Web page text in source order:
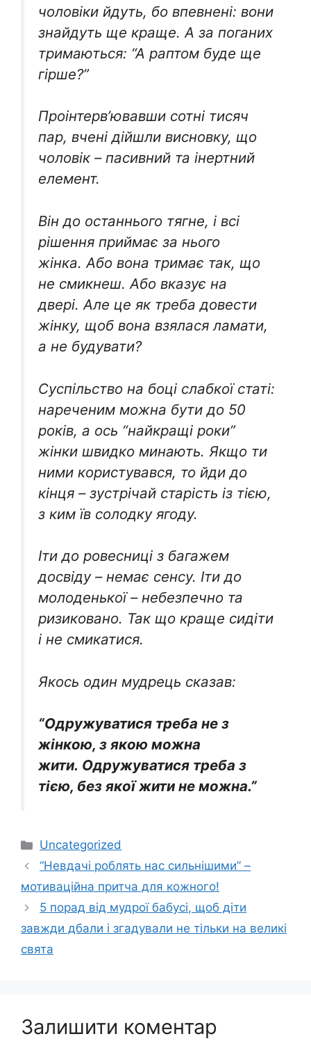
чоловіки йдуть, бо впевнені: вони
знайдуть ще краще. А за поганих
тримаються: “А раптом буде ще
гірше?”
Проінтерв’ювавши сотні тисяч
пар, вчені дійшли висновку, що
чоловік – пасивний та інертний
елемент.
Він до останнього тягне, і всі
рішення приймає за нього
жінка. Або вона тримає так, що
не смикнеш. Або вказує на
двері. Але це як треба довести
жінку, щоб вона взялася ламати,
а не будувати?
Суспільство на боці слабкої статі:
нареченим можна бути до 50
років, а ось “найкращі роки”
жінки швидко минають. Якщо ти
ними користувався, то йди до
кінця – зустрічай старість із тією,
з ким їв солодку ягоду.
Іти до ровесниці з багажем
досвіду – немає сенсу. Іти до
молоденької – небезпечно та
ризиковано. Так що краще сидіти
і не смикатися.
Якось один мудрець сказав:
“Одружуватися треба не з
жінкою, з якою можна
жити. Одружуватися треба з
тією, без якої жити не можна.”
Категорії
Uncategorized
“Невдачі роблять нас сильнішими” –
мотиваційна притча для кожного!
5 порад від мудрої бабусі, щоб діти
завжди дбали і згадували не тільки на великі
свята
Залишити коментар